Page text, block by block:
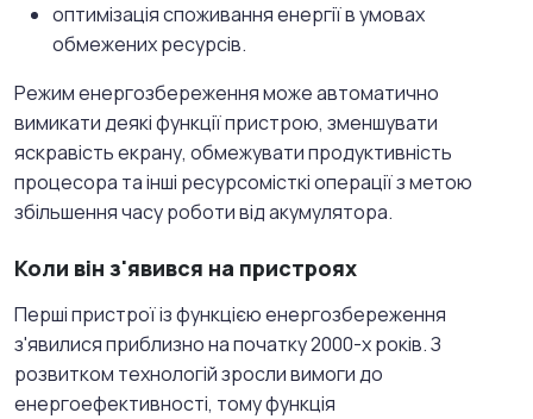
оптимізація споживання енергії в умовах
обмежених ресурсів.
Режим енергозбереження може автоматично
вимикати деякі функції пристрою, зменшувати
яскравість екрану, обмежувати продуктивність
процесора та інші ресурсомісткі операції з метою
збільшення часу роботи від акумулятора.
Коли він з'явився на пристроях
Перші пристрої із функцією енергозбереження
з'явилися приблизно на початку 2000-х років. З
розвитком технологій зросли вимоги до
енергоефективності, тому функція